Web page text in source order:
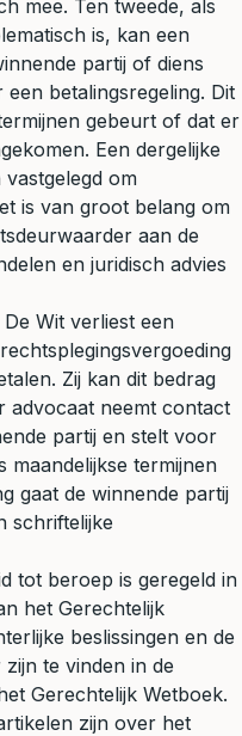
mee. Ten tweede, als
is, kan een
partij of diens
betalingsregeling. Dit
gebeurt of dat er
Een dergelijke
om
is van groot belang om
aan de
en juridisch advies
Wit verliest een
Zij kan dit bedrag
advocaat neemt contact
partij en stelt voor
maandelijkse termijnen
gaat de winnende partij
schriftelijke
tot beroep is geregeld in
het Gerechtelijk
beslissingen en de
te vinden in de
Gerechtelijk Wetboek.
zijn over het